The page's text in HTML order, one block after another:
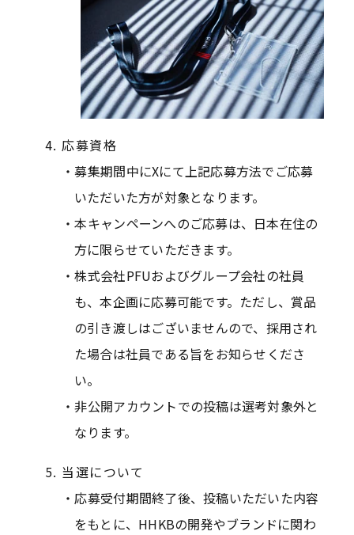
応募資格
募集期間中にXにて上記応募方法でご応募
いただいた方が対象となります。
本キャンペーンへのご応募は、日本在住の
方に限らせていただきます。
株式会社PFUおよびグループ会社の社員
も、本企画に応募可能です。ただし、賞品
の引き渡しはございませんので、採用され
た場合は社員である旨をお知らせくださ
い。
非公開アカウントでの投稿は選考対象外と
なります。
当選について
応募受付期間終了後、投稿いただいた内容
をもとに、HHKBの開発やブランドに関わ